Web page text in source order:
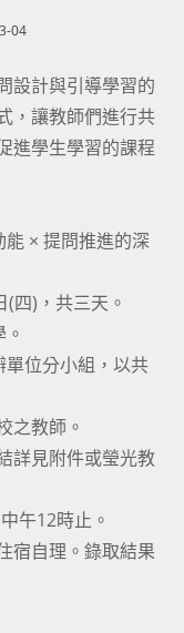
04
設計與引導學習的
，讓教師們進行共
進學生學習的課程
× 提問推進的深
四)，共三天。
位分小組，以共
之教師。
詳見附件或瑩光教
午12時止。
宿自理。錄取結果